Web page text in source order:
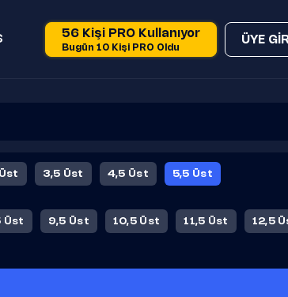
56 Kişi PRO Kullanıyor
Bugün 10 Kişi PRO Oldu
ÜYE
3,5 Üst 4,5 Üst 5,5 Üst
Üst 9,5 Üst 10,5 Üst 11,5 Üst 12,5